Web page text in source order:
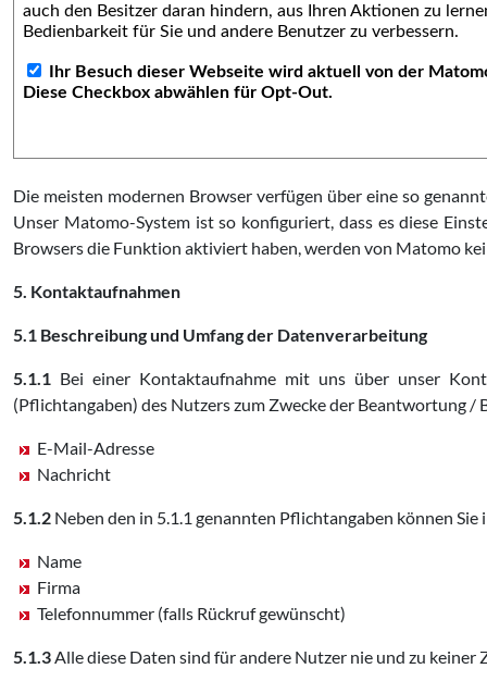
Die meisten modernen Browser verfügen über eine so
Unser Matomo-System ist so konfiguriert, dass es diese
Browsers die Funktion aktiviert haben, werden von Matomo
5. Kontaktaufnahmen
5.1 Beschreibung und Umfang der Datenverarbeitung
5.1.1 Bei einer Kontaktaufnahme mit uns über unser
(Pflichtangaben) des Nutzers zum Zwecke der Beantwortung
E-Mail-Adresse
Nachricht
5.1.2 Neben den in 5.1.1 genannten Pflichtangaben können
Name
Firma
Telefonnummer (falls Rückruf gewünscht)
5.1.3Alle diese Daten sind für andere Nutzer nie und zu keiner